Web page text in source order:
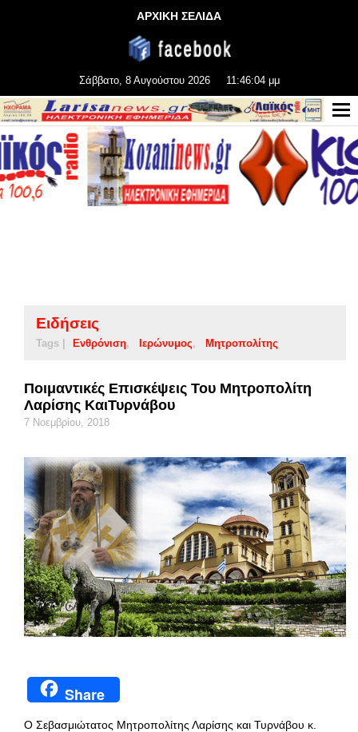
ΑΡΧΙΚΗ ΣΕΛΙΔΑ
Σάββατο, 8 Αυγούστου 2026 11:46:04 μμ
Ειδήσεις
Tags | Ενθρόνιση Ιερώνυμος Μητροπολίτης
Ποιμαντικές Επισκέψεις Του Μητροπολίτη
Λαρίσης ΚαιΤυρνάβου
7 Νοεμβρίου, 2018
Share
Ο Σεβασμιώτατος Μητροπολίτης Λαρίσης και Τυρνάβου κ.